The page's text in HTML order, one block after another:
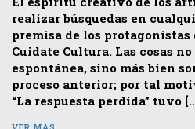
realizar búsquedas en
premisa de los protagonistas
Cuidate Cultura. Las cosas
espontánea, sino más bien
proceso anterior; por tal
“La respuesta perdida” tuvo